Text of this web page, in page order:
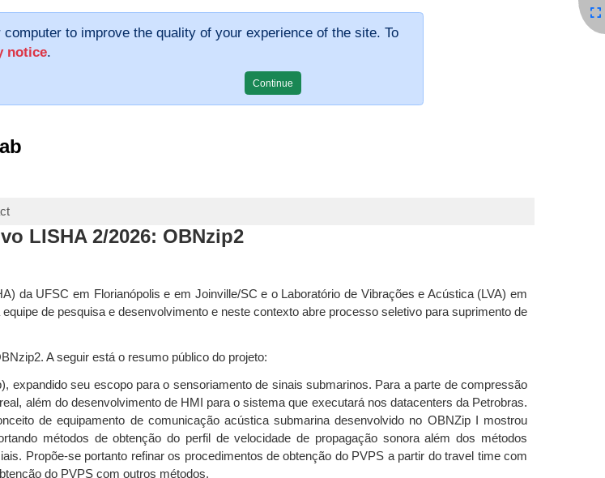
to improve the quality of your experience of the site. To
notice.
LISHA 2/2026: OBNzip2
da UFSC em Florianópolis e em Joinville/SC e o Laboratório de Vibrações e Acústica (LVA) em
de pesquisa e desenvolvimento e neste contexto abre processo seletivo para suprimento de
A seguir está o resumo público do projeto:
expandido seu escopo para o sensoriamento de sinais submarinos. Para a parte de compressão
além do desenvolvimento de HMI para o sistema que executará nos datacenters da Petrobras.
de equipamento de comunicação acústica submarina desenvolvido no OBNZip I mostrou
métodos de obtenção do perfil de velocidade de propagação sonora além dos métodos
Propõe-se portanto refinar os procedimentos de obtenção do PVPS a partir do travel time com
do PVPS com outros métodos.